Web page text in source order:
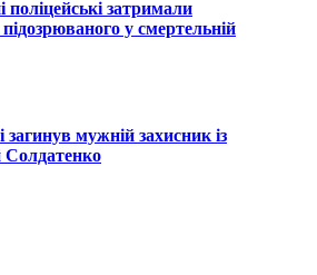
затримали
у смертельній
загинув мужній захисник із
Солдатенко